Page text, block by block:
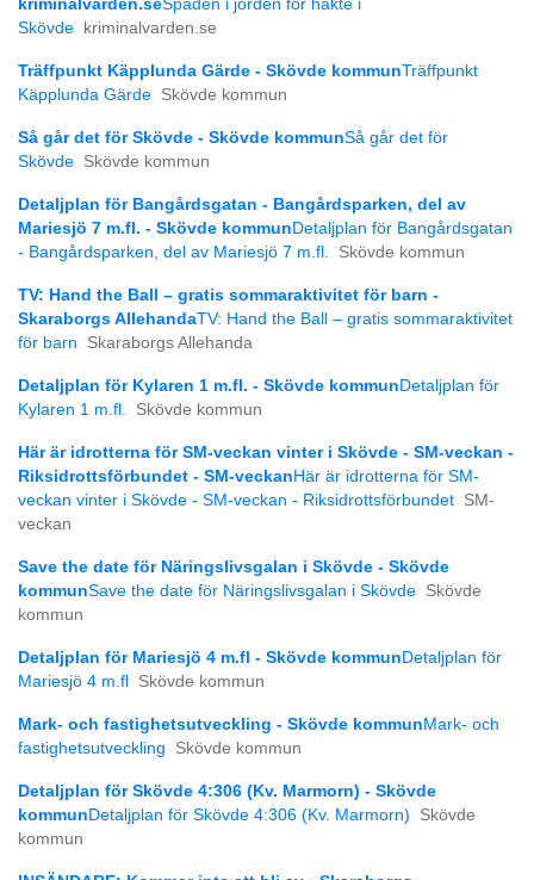
kriminalvarden.seSpaden i jorden för häkte i
Skövde
kriminalvarden.se
Träffpunkt Käpplunda Gärde - Skövde kommunTräffpunkt
Käpplunda Gärde Skövde kommun
Så går det för Skövde - Skövde kommunSå går det för
Skövde Skövde kommun
Detaljplan för Bangårdsgatan - Bangårdsparken, del av
Mariesjö 7 m.fl. - Skövde kommun Detaljplan för Bangårdsgatan
- Bangårdsparken, del av Mariesjö 7 m.fl.
Skövde kommun
TV: Hand the Ball – gratis sommaraktivitet för barn -
Skaraborgs AllehandaTV: Hand the Ball – gratis sommaraktivitet
för barn
Skaraborgs Allehanda
Detaljplan för Kylaren 1 m.fl. - Skövde kommun Detaljplan för
Kylaren 1 m.fl.
Skövde kommun
Här är idrotterna för SM-veckan vinter i Skövde - SM-veckan -
Riksidrottsförbundet - SM-veckan Här är idrotterna för SM-
veckan vinter i Skövde - SM-veckan - Riksidrottsförbundet SM-
veckan
Save the date för Näringslivsgalan i Skövde - Skövde
kommunSave the date för Näringslivsgalan i Skövde Skövde
kommun
Detaljplan för Mariesjö 4 m.fl - Skövde kommun Detaljplan för
Mariesjö 4 m.fl
Skövde kommun
Mark- och fastighetsutveckling - Skövde kommun Mark- och
fastighetsutveckling
Skövde kommun
Detaljplan för Skövde 4:306 (Kv. Marmorn) - Skövde
kommun Detaljplan för Skövde 4:306 (Kv. Marmorn)
Skövde
kommun